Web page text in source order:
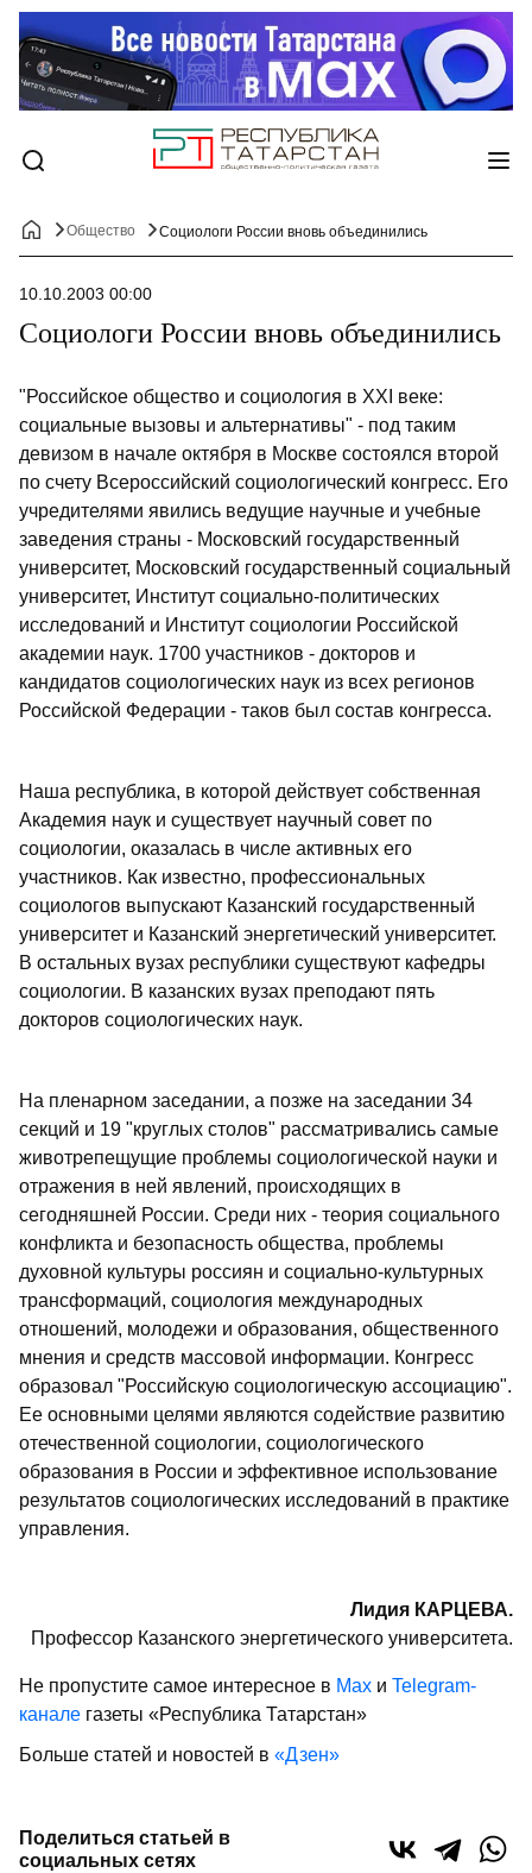
Общество Социологи России вновь объединились
10.10.2003 00:00
Социологи России вновь объединились
"Российское общество и социология в XXI веке:
социальные вызовы и альтернативы" - под таким
девизом в начале октября в Москве состоялся второй
по счету Всероссийский социологический конгресс. Его
учредителями явились ведущие научные и учебные
заведения страны - Московский государственный
университет, Московский государственный социальный
университет, Институт социально-политических
исследований и Институт социологии Российской
академии наук. 1700 участников - докторов и
кандидатов социологических наук из всех регионов
Российской Федерации - таков был состав конгресса.
Наша республика, в которой действует собственная
Академия наук и существует научный совет по
социологии, оказалась в числе активных его
участников. Как известно, профессиональных
социологов выпускают Казанский государственный
университет и Казанский энергетический университет.
В остальных вузах республики существуют кафедры
социологии. В казанских вузах преподают пять
докторов социологических наук.
На пленарном заседании, а позже на заседании 34
секций и 19 "круглых столов" рассматривались самые
животрепещущие проблемы социологической науки и
отражения в ней явлений, происходящих в
сегодняшней России. Среди них - теория социального
конфликта и безопасность общества, проблемы
духовной культуры россиян и социально-культурных
трансформаций, социология международных
отношений, молодежи и образования, общественного
мнения и средств массовой информации. Конгресс
образовал "Российскую социологическую ассоциацию".
Ее основными целями являются содействие развитию
отечественной социологии, социологического
образования в России и эффективное использование
результатов социологических исследований в практике
управления.
Лидия КАРЦЕВА.
Профессор Казанского энергетического университета.
Не пропустите самое интересное в Max и Telegram-
канале газеты «Республика Татарстан»
Больше статей и новостей в «Дзен»
Поделиться статьей в
социальных сетях